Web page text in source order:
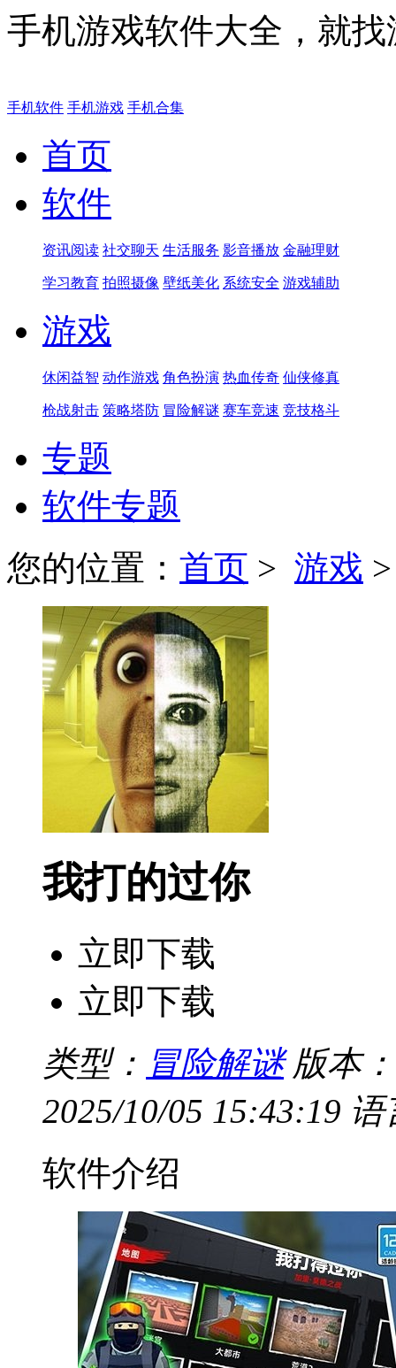
手机游戏软件大全，就
手机软件 手机游戏 手机合集
首页
软件
资讯阅读 社交聊天 生活服务 影音播放 金融理财
学习教育 拍照摄像 壁纸美化 系统安全 游戏辅助
游戏
休闲益智 动作游戏 角色扮演 热血传奇 仙侠修真
枪战射击 策略塔防 冒险解谜 赛车竞速 竞技格斗
专题
软件专题
您的位置： 首页 > 游戏
我打的过你
立即下载
立即下载
类型： 冒险解谜 版本：
2025/10/05 15:43:19 语
软件介绍